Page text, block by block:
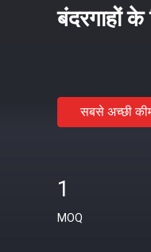
बंदरगाहों के
सबसे अच्छी
1
MOQ